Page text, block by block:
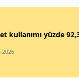
Manisa
Mardin
kullanımı yüzde
2026